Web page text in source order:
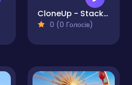
CloneUp - Stack Yourself
0 (0 Голосів)